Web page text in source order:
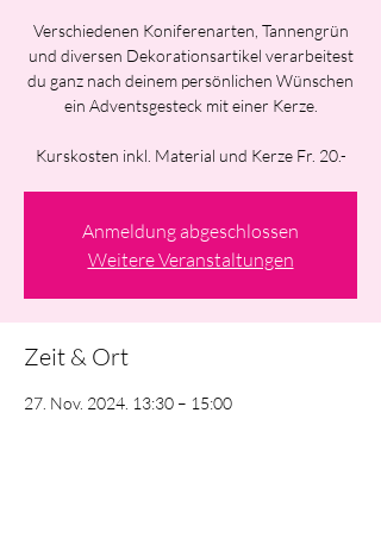
Verschiedenen Koniferenarten, Tannengrün
und diversen Dekorationsartikel verarbeitest
du ganz nach deinem persönlichen Wünschen
ein Adventsgesteck mit einer Kerze.
Kurskosten inkl. Material und Kerze Fr. 20.-
Anmeldung abgeschlossen
Weitere Veranstaltungen
Zeit & Ort
27. Nov. 2024, 13:30 – 15:00